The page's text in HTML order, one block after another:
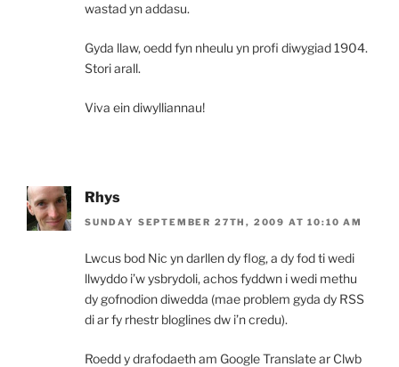
wastad yn addasu.
Gyda llaw, oedd fyn nheulu yn profi diwygiad 1904.
Stori arall.
Viva ein diwylliannau!
Rhys
SUNDAY SEPTEMBER 27TH, 2009 AT 10:10 AM
Lwcus bod Nic yn darllen dy flog, a dy fod ti wedi
llwyddo i’w ysbrydoli, achos fyddwn i wedi methu
dy gofnodion diwedda (mae problem gyda dy RSS
di ar fy rhestr bloglines dw i’n credu).
Roedd y drafodaeth am Google Translate ar Clwb